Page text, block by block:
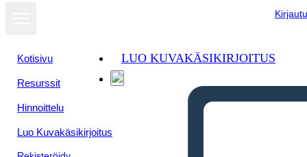
Kotisivu
Resurssit
Hinnoittelu
Luo Kuvakäsikirjoitus
LUO KUVAKÄSIKIRJOITUS